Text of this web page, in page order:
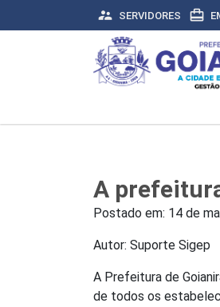
supervisor_account SERVIDORES card_travel
A
Postado em: 14 de
Autor: Suporte Sigep
A Prefeitura de
de todos os